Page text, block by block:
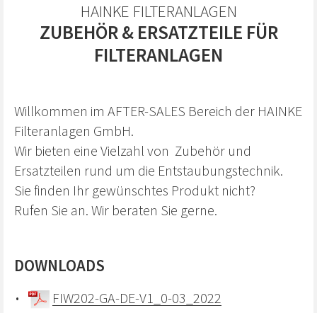
HAINKE FILTERANLAGEN
ZUBEHÖR & ERSATZTEILE FÜR
FILTERANLAGEN
Willkommen im AFTER-SALES Bereich der HAINKE
Filteranlagen GmbH.
Wir bieten eine Vielzahl von Zubehör und
Ersatzteilen rund um die Entstaubungstechnik.
Sie finden Ihr gewünschtes Produkt nicht?
Rufen Sie an. Wir beraten Sie gerne.
DOWNLOADS
FIW202-GA-DE-V1_0-03_2022